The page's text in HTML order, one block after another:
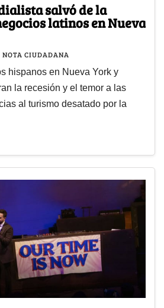
salvó de la
latinos en Nueva
NOTA CIUDADANA
hispanos en Nueva York y
la recesión y el temor a las
al turismo desatado por la